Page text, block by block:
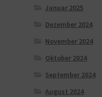
Januar 2025
Dezember 2024
November 2024
Oktober 2024
September 2024
August 2024